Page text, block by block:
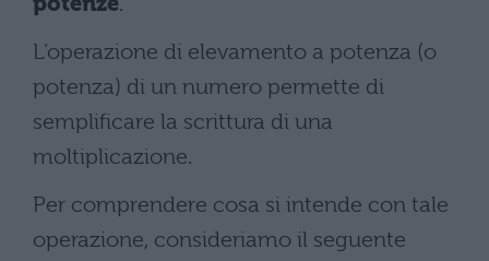
L’operazione di elevamento a potenza (o
potenza) di un numero permette di
semplificare la scrittura di una
moltiplicazione.
Per comprendere cosa si intende con tale
operazione, consideriamo il seguente